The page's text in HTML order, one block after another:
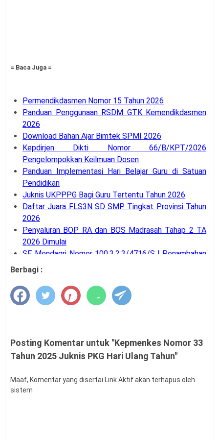
= Baca Juga =
Permendikdasmen Nomor 15 Tahun 2026
Panduan Penggunaan RSDM GTK Kemendikdasmen
2026
Download Bahan Ajar Bimtek SPMI 2026
Kepdirjen Dikti Nomor 66/B/KPT/2026
Pengelompokkan Keilmuan Dosen
Panduan Implementasi Hari Belajar Guru di Satuan
Pendidikan
Juknis UKPPPG Bagi Guru Tertentu Tahun 2026
Daftar Juara FLS3N SD SMP Tingkat Provinsi Tahun
2026
Penyaluran BOP RA dan BOS Madrasah Tahap 2 TA
2026 Dimulai
SE Mendagri Nomor 100.3.2.3/4716/SJ Penambahan
Kode Rekening APB Desa
Versi 2027
Latihan Soal Tes Substantif PPG Calon Guru Tahun
Kalender Pendidikan Kota Palangka Raya 2026/2027
Kalender Pendidikan Kabupaten Merauke 2026/2027
Buku Saku Pendampingan Implementasi KBC untuk
Pengawas Madrasah
Berbagi :
Posting Komentar untuk "Kepmenkes Nomor 33
Tahun 2025 Juknis PKG Hari Ulang Tahun"
Maaf, Komentar yang disertai Link Aktif akan terhapus oleh
sistem